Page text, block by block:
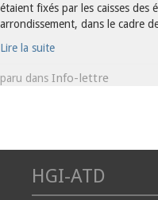
étaient fixés par les caisses des
arrondissement, dans le cadre
Lire la suite
paru dans Info-lettre
HGI-ATD